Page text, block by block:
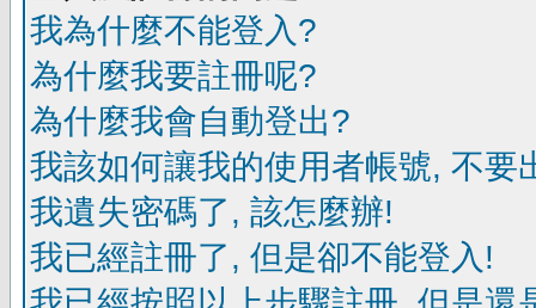
我為什麼不能登入?
為什麼我要註冊呢?
為什麼我會自動登出?
我該如何讓我的使用者帳號, 不要
我遺失密碼了, 該怎麼辦!
我已經註冊了, 但是卻不能登入!